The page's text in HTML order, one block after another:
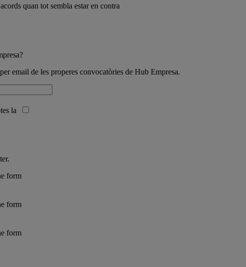
quan tot sembla estar en contra
email de les properes convocatòries de Hub Empresa.
la
form
form
form